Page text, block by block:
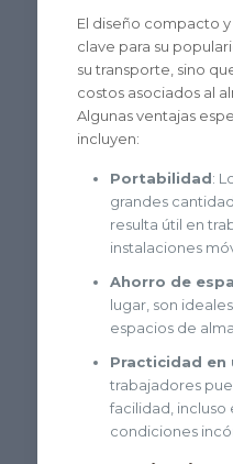
El diseño compacto
clave para su
su transporte, sino
costos asociados al
Algunas ventajas
incluyen:
Portabilidad:
grandes
resulta útil en
instalaciones
Ahorro de
lugar, son
espacios de
Practicidad en
trabajadores
facilidad, incluso
condiciones